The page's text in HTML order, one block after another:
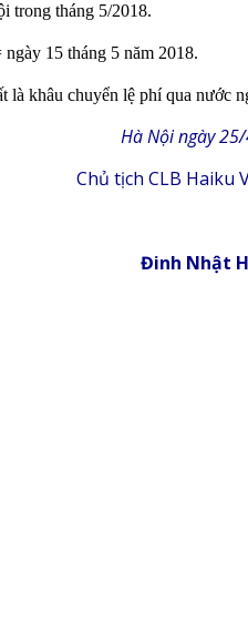
trong tháng 5/2018.
15 tháng 5 năm 2018.
khâu chuyển lệ phí qua
Hà Nội ngày
Chủ tịch CLB Haiku
Đinh Nhật